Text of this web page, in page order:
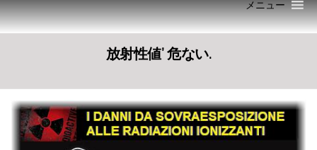
メニュー
放射性値’ 危ない.